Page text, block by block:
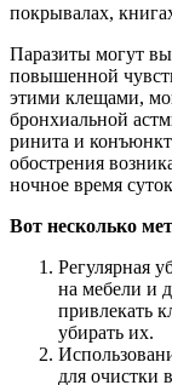
покрывалах,
Паразиты могут
повышенной
этими клещами,
бронхиальной
ринита и
обострения
ночное время
Вот несколько
Регулярная
на мебели и
привлекать
убирать их.
для очистки